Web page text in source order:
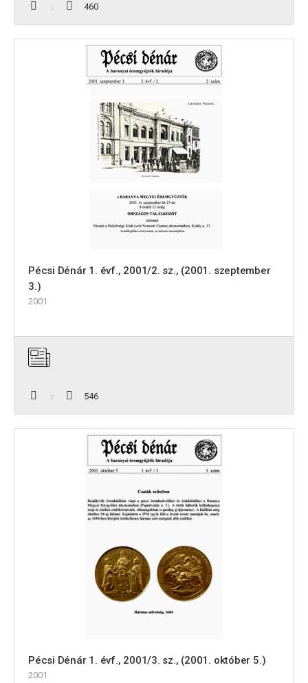
460
Pécsi Dénár 1. évf., 2001/2. sz., (2001. szeptember
3.)
2001
546
Pécsi Dénár 1. évf., 2001/3. sz., (2001. október 5.)
2001